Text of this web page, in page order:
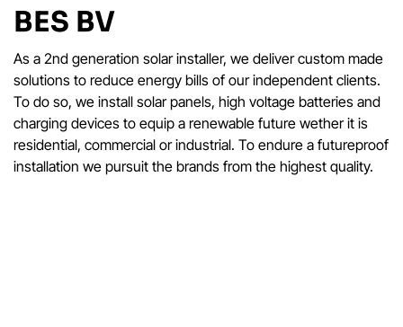
BES BV
As a 2nd generation solar installer, we deliver custom made
solutions to reduce energy bills of our independent clients.
To do so, we install solar panels, high voltage batteries and
charging devices to equip a renewable future wether it is
residential, commercial or industrial. To endure a futureproof
installation we pursuit the brands from the highest quality.